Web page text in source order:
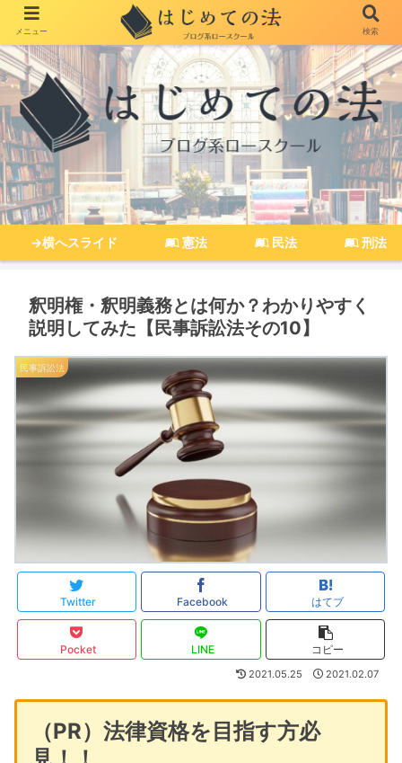
→横へスライド 憲法 民法 刑法
釈明権・釈明義務とは何か？わかりやすく
説明してみた【民事訴訟法その10】
民事訴訟法
Twitter Facebook はてブ
Pocket LINE コピー
2021.05.25 2021.02.07
（PR）法律資格を目指す方必
メニュー 検索